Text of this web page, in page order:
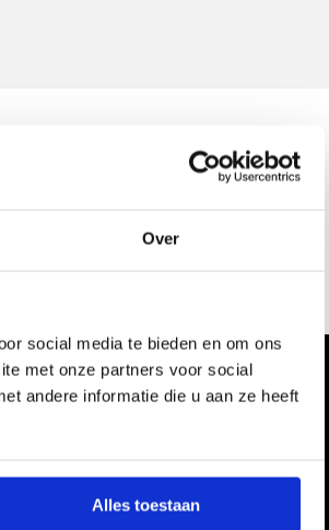
Over
social media te bieden en om ons
met onze partners voor social
andere informatie die u aan ze heeft
Alles toestaan
bestaat of misschien verhuisd is.